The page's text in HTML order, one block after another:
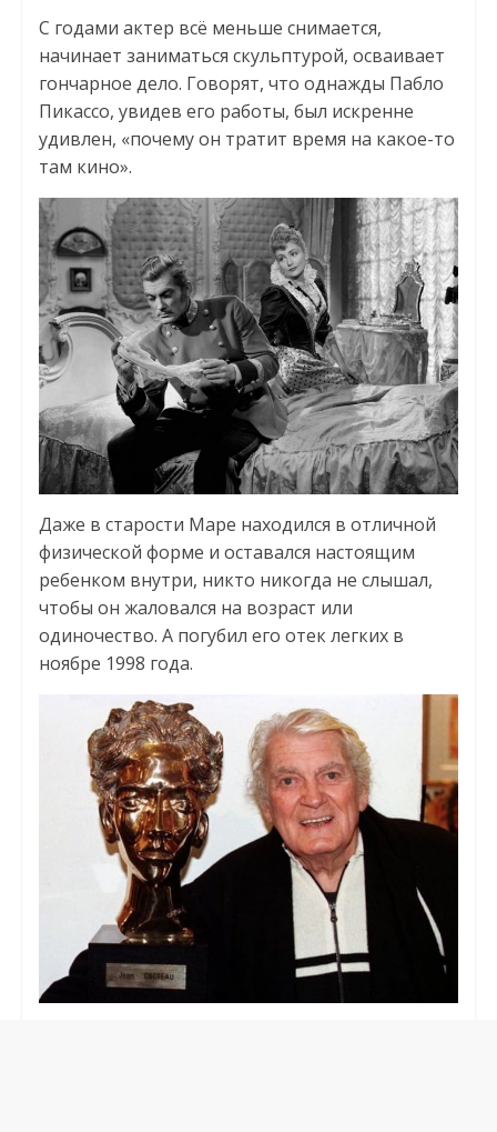
С годами актер всё меньше снимается,
начинает заниматься скульптурой, осваивает
гончарное дело. Говорят, что однажды Пабло
Пикассо, увидев его работы, был искренне
удивлен, «почему он тратит время на какое-то
там кино».
Даже в старости Маре находился в отличной
физической форме и оставался настоящим
ребенком внутри, никто никогда не слышал,
чтобы он жаловался на возраст или
одиночество. А погубил его отек легких в
ноябре 1998 года.